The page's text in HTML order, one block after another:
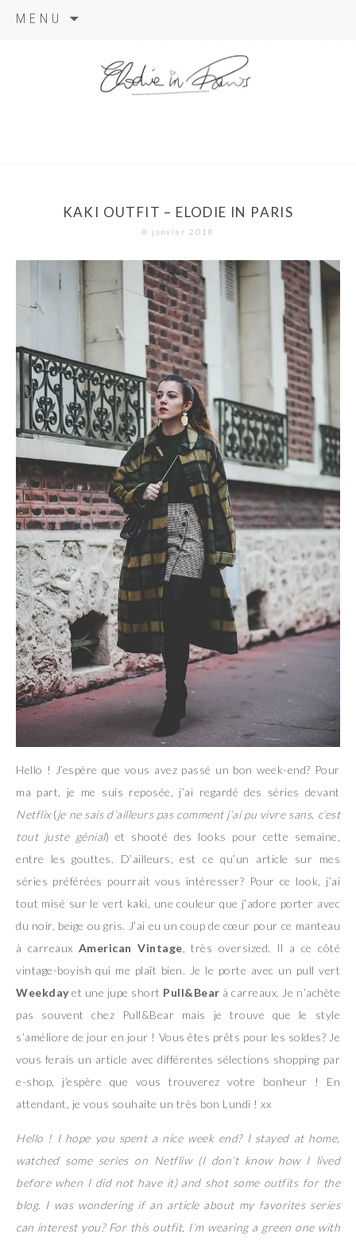
MENU
KAKI OUTFIT – ELODIE IN PARIS
8 janvier 2018
Hello ! J’espère que vous avez passé un bon week-end? Pour
ma part, je me suis reposée, j’ai regardé des séries devant
Netflix(je ne sais d’ailleurs pas comment j’ai pu vivre sans, c’est
tout juste génial) et shooté des looks pour cette semaine,
entre les gouttes. D’ailleurs, est ce qu’un article sur mes
séries préférées pourrait vous intéresser? Pour ce look, j’ai
tout misé sur le vert kaki, une couleur que j’adore porter avec
du noir, beige ou gris. J’ai eu un coup de cœur pour ce manteau
à carreaux American Vintage , très oversized. Il a ce côté
vintage-boyish qui me plaît bien. Je le porte avec un pull vert
Weekdayet une jupe short Pull&Bear à carreaux. Je n’achète
pas souvent chez Pull&Bear mais je trouve que le style
s’améliore de jour en jour ! Vous êtes prêts pour les soldes? Je
vous ferais un article avec différentes sélections shopping par
e-shop, j’espère que vous trouverez votre bonheur ! En
attendant, je vous souhaite un très bon Lundi ! xx
Hello ! I hope you spent a nice week end? I stayed at home,
watched some series on Netfliw (I don’t know how I lived
before when I did not have it) and shot some outfits for the
blog. I was wondering if an article about my favorites series
can interest you? For this outfit, I’m wearing a green one with